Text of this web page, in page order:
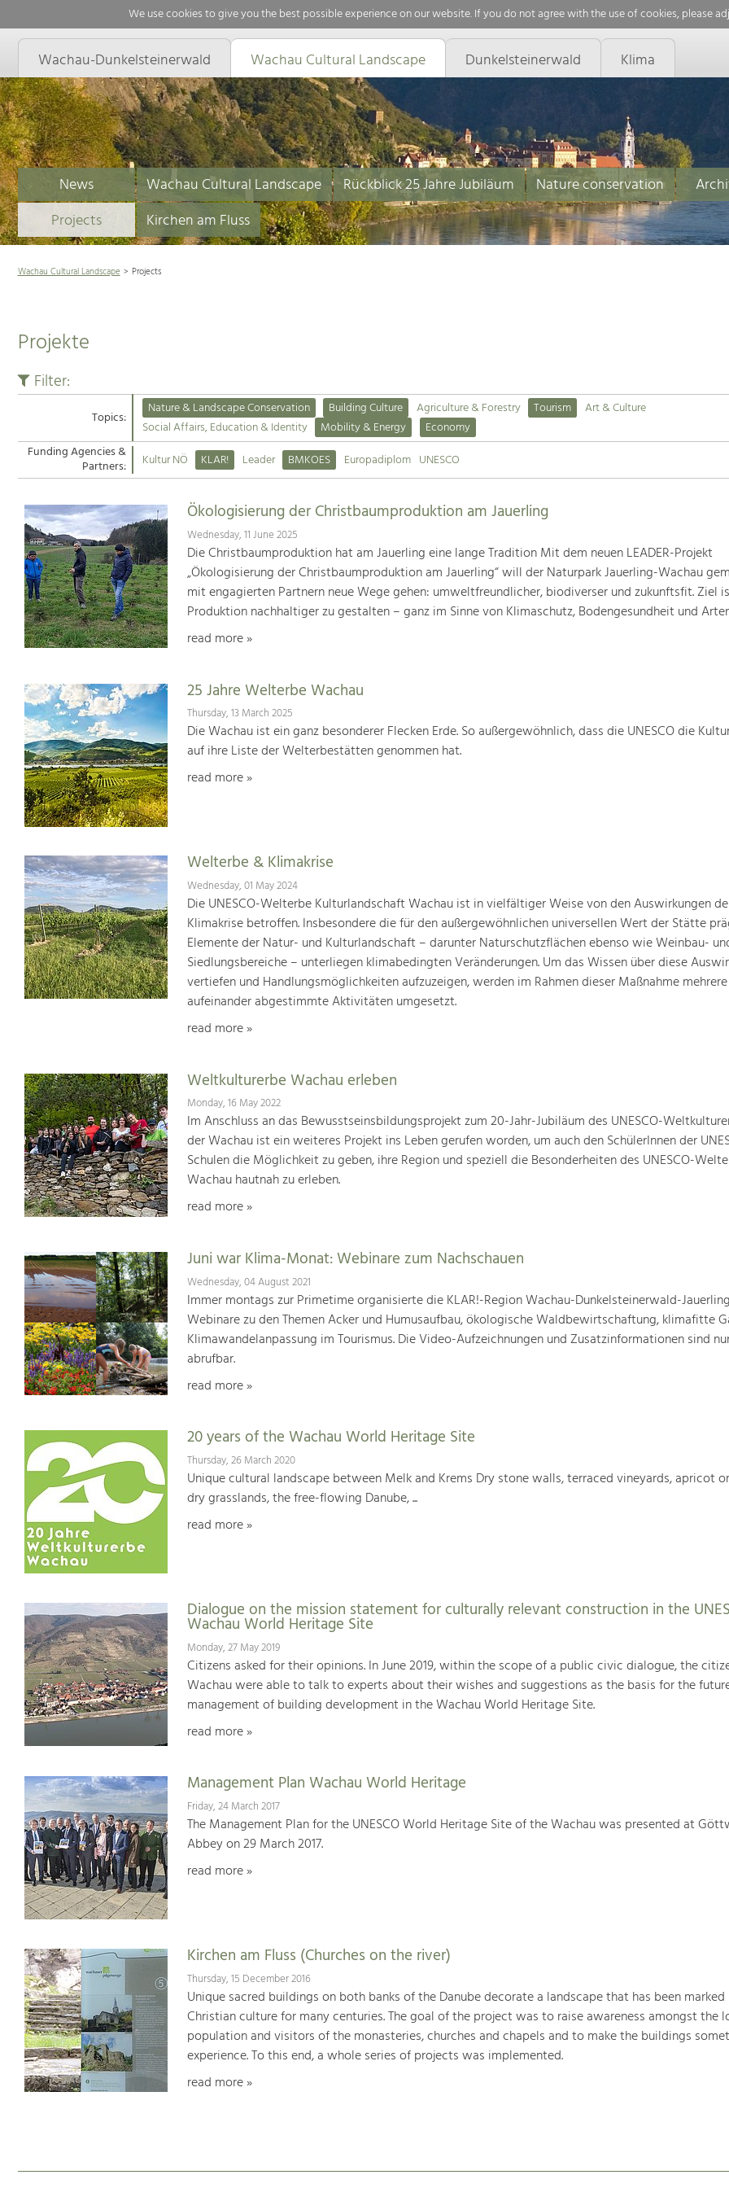
We use cookies to give you the best possible experience on our website. If you do not agree with the use of cookies, please
Wachau-Dunkelsteinerwald Wachau Cultural Landscape Dunkelsteinerwald Klima
News Wachau Cultural Landscape Rückblick 25 Jahre Jubiläum Nature conservation
Projects
Kirchen am Fluss
Wachau Cultural Landscape Projects
Projekte
Filter:
Topics: Nature & Landscape Conservation Building Culture Agriculture & Forestry Tourism
Art & Culture
Social Affairs, Education & Identity
Mobility & Energy
Economy
Funding Agencies &
Partners: Kultur NÖ KLAR! Leader BMKOES Europadiplom UNESCO
Ökologisierung der Christbaumproduktion am Jauerling
Wednesday, 11 June 2025
Die Christbaumproduktion hat am Jauerling eine lange Tradition Mit dem neuen LEADER-Projekt
„Ökologisierung der Christbaumproduktion am Jauerling“ will der Naturpark Jauerling-Wachau
mit engagierten Partnern neue Wege gehen: umweltfreundlicher, biodiverser und zukunftsfit. Ziel
Produktion nachhaltiger zu gestalten – ganz im Sinne von Klimaschutz, Bodengesundheit und
read more »
25 Jahre Welterbe Wachau
Thursday, 13 March 2025
Die Wachau ist ein ganz besonderer Flecken Erde. So außergewöhnlich, dass die UNESCO die
auf ihre Liste der Welterbestätten genommen hat.
read more »
Welterbe & Klimakrise
Wednesday, 01 May 2024
Die UNESCO-Welterbe Kulturlandschaft Wachau ist in vielfältiger Weise von den Auswirkungen
Klimakrise betroffen. Insbesondere die für den außergewöhnlichen universellen Wert der Stätte
Elemente der Natur- und Kulturlandschaft – darunter Naturschutzflächen ebenso wie Weinbau-
Siedlungsbereiche – unterliegen klimabedingten Veränderungen. Um das Wissen über diese
vertiefen und Handlungsmöglichkeiten aufzuzeigen, werden im Rahmen dieser Maßnahme mehrere
aufeinander abgestimmte Aktivitäten umgesetzt.
read more »
Weltkulturerbe Wachau erleben
Monday, 16 May 2022
Im Anschluss an das Bewusstseinsbildungsprojekt zum 20-Jahr-Jubiläum des UNESCO-
der Wachau ist ein weiteres Projekt ins Leben gerufen worden, um auch den SchülerInnen der
Schulen die Möglichkeit zu geben, ihre Region und speziell die Besonderheiten des UNESCO-
Wachau hautnah zu erleben.
read more »
Juni war Klima-Monat: Webinare zum Nachschauen
Wednesday, 04 August 2021
Immer montags zur Primetime organisierte die KLAR!-Region Wachau-Dunkelsteinerwald-
Webinare zu den Themen Acker und Humusaufbau, ökologische Waldbewirtschaftung, klimafitte
Klimawandelanpassung im Tourismus. Die Video-Aufzeichnungen und Zusatzinformationen sind
abrufbar.
read more »
20 years of the Wachau World Heritage Site
Thursday, 26 March 2020
Unique cultural landscape between Melk and Krems Dry stone walls, terraced vineyards, apricot
dry grasslands, the free-flowing Danube, ...
read more »
Dialogue on the mission statement for culturally relevant construction in the
Wachau World Heritage Site
Monday, 27 May 2019
Citizens asked for their opinions. In June 2019, within the scope of a public civic dialogue, the
Wachau were able to talk to experts about their wishes and suggestions as the basis for the
management of building development in the Wachau World Heritage Site.
read more »
Management Plan Wachau World Heritage
Friday, 24 March 2017
The Management Plan for the UNESCO World Heritage Site of the Wachau was presented at
Abbey on 29 March 2017.
read more »
Kirchen am Fluss (Churches on the river)
Thursday, 15 December 2016
Unique sacred buildings on both banks of the Danube decorate a landscape that has been marked
Christian culture for many centuries. The goal of the project was to raise awareness amongst the
population and visitors of the monasteries, churches and chapels and to make the buildings
experience. To this end, a whole series of projects was implemented.
read more »